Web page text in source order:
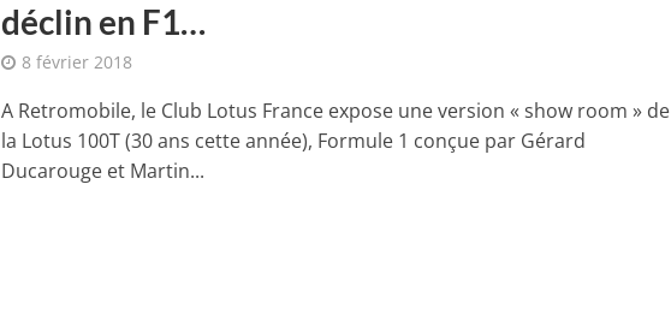
déclin en F1…
8 février 2018
A Retromobile, le Club Lotus France expose une version « show room » de
la Lotus 100T (30 ans cette année), Formule 1 conçue par Gérard
Ducarouge et Martin...